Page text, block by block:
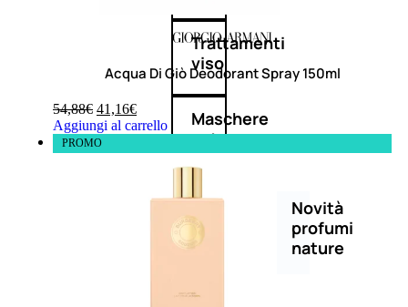
Trattamenti
viso
Maschere
nature
Novità
profumi
nature
Acqua Di Giò Deodorant Spray 150ml
54,88€ 41,16€
Aggiungi al carrello
PROMO